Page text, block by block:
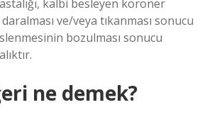
kalbi besleyen koroner
ve/veya tıkanması sonucu
bozulması sonucu
ne demek?